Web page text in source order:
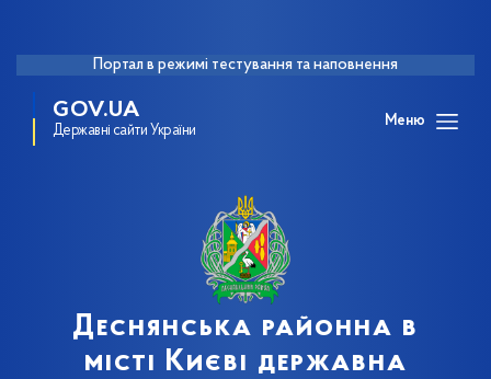
Портал в режимі тестування та наповнення
GOV.UA
Державні сайти України
Меню
Деснянська районна в
місті Києві державна